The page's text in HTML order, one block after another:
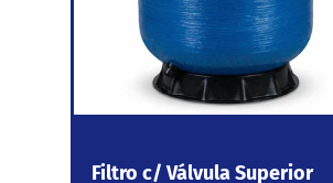
Filtro c/ Válvula Superior